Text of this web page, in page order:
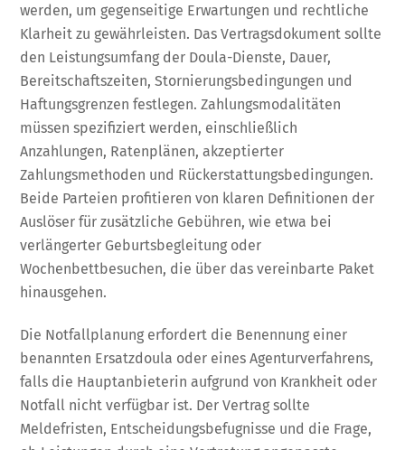
werden, um gegenseitige Erwartungen und rechtliche
Klarheit zu gewährleisten. Das Vertragsdokument sollte
den Leistungsumfang der Doula-Dienste, Dauer,
Bereitschaftszeiten, Stornierungsbedingungen und
Haftungsgrenzen festlegen. Zahlungsmodalitäten
müssen spezifiziert werden, einschließlich
Anzahlungen, Ratenplänen, akzeptierter
Zahlungsmethoden und Rückerstattungsbedingungen.
Beide Parteien profitieren von klaren Definitionen der
Auslöser für zusätzliche Gebühren, wie etwa bei
verlängerter Geburtsbegleitung oder
Wochenbettbesuchen, die über das vereinbarte Paket
hinausgehen.
Die Notfallplanung erfordert die Benennung einer
benannten Ersatzdoula oder eines Agenturverfahrens,
falls die Hauptanbieterin aufgrund von Krankheit oder
Notfall nicht verfügbar ist. Der Vertrag sollte
Meldefristen, Entscheidungsbefugnisse und die Frage,